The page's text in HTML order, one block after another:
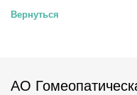
Вернуться
АО